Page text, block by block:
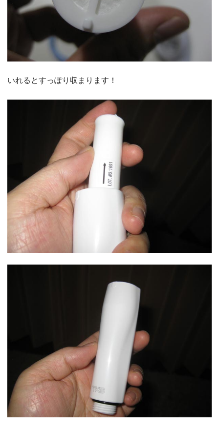
いれるとすっぽり収まります！